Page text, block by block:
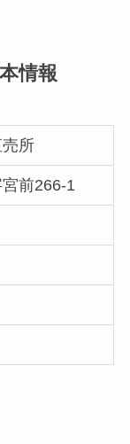
情報
所
前266-1